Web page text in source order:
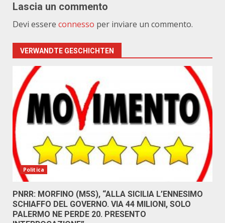
Lascia un commento
Devi essere connesso per inviare un commento.
VERWANDTE GESCHICHTEN
Politica
PNRR: MORFINO (M5S), “ALLA SICILIA L’ENNESIMO
SCHIAFFO DEL GOVERNO. VIA 44 MILIONI, SOLO
PALERMO NE PERDE 20. PRESENTO